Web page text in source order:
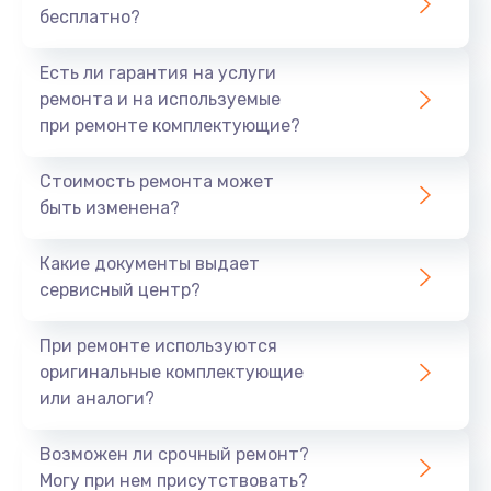
Заказать
Не заряжается
Восстановление после попадания влаги
Заказать
бесплатно?
Есть ли гарантия на услуги
ремонта и на используемые
при ремонте комплектующие?
Стоимость ремонта может
быть изменена?
Какие документы выдает
сервисный центр?
При ремонте используются
оригинальные комплектующие
или аналоги?
Возможен ли срочный ремонт?
Могу при нем присутствовать?